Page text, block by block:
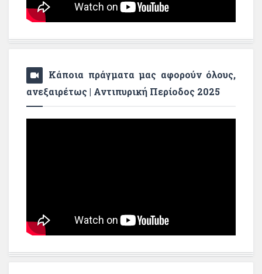
Κάποια πράγματα μας αφορούν όλους,
ανεξαιρέτως | Αντιπυρική Περίοδος 2025